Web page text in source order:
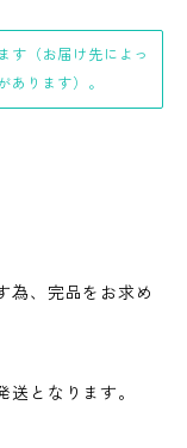
す（お届け先によっ
あります）。
為、完品をお求め
となります。